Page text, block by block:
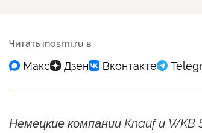
Читать inosmi.ru в
Немецкие компании Knauf и